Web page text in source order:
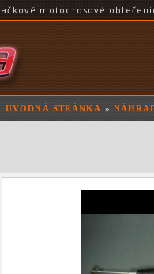
motocrosové
ÚVODNÁ STRÁNKA »